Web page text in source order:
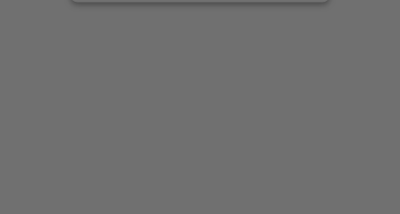
anzusehen.